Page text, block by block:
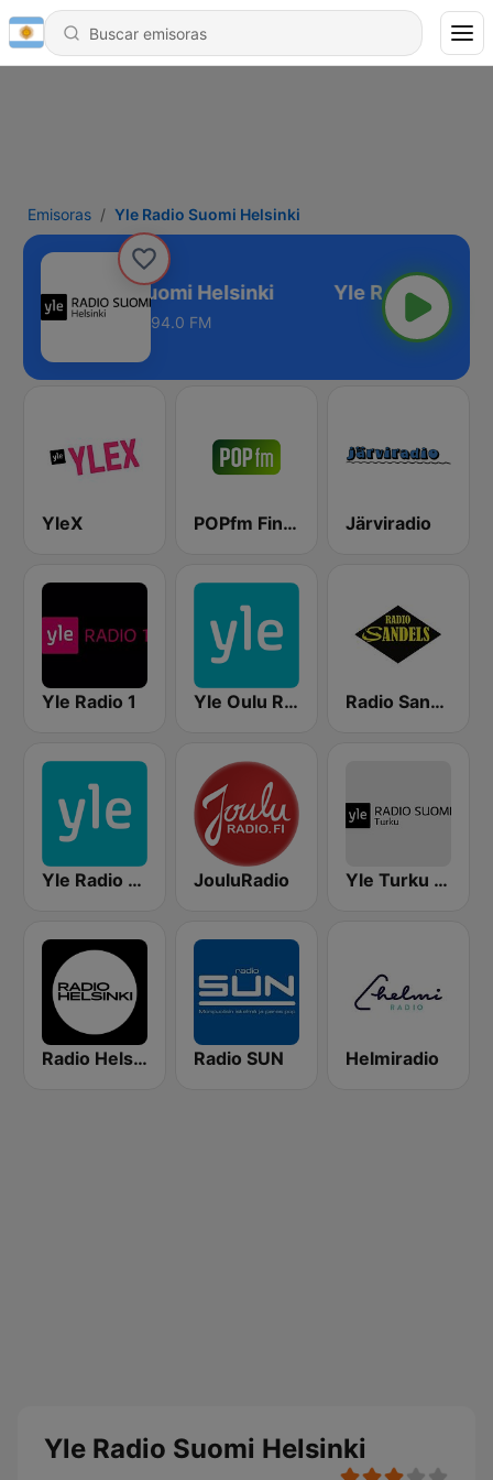
Emisoras Yle Radio Suomi Helsinki
Yle Radio Suomi Helsinki
94.0 FM
YleX POPfm Finland Järviradio
Yle Radio 1 Yle Oulu Radio Radio Sandels
Yle Radio Häme JouluRadio Yle Turku Radio Suomi
Radio Helsinki Radio SUN Helmiradio
Yle Radio Suomi Helsinki